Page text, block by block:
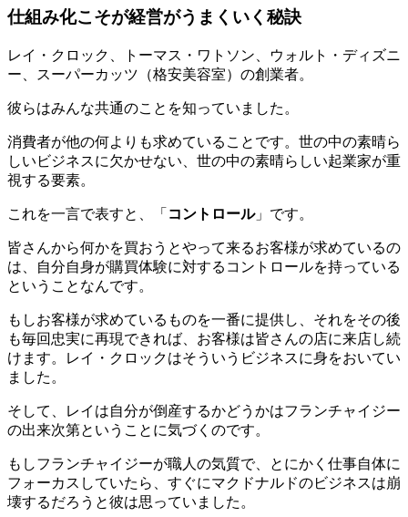
仕組み化こそが経営がうまくいく秘訣
レイ・クロック、トーマス・ワトソン、ウォルト・ディズニ
ー、スーパーカッツ（格安美容室）の創業者。
彼らはみんな共通のことを知っていました。
消費者が他の何よりも求めていることです。世の中の素晴ら
しいビジネスに欠かせない、世の中の素晴らしい起業家が重
視する要素。
これを一言で表すと、「 コントロール」です。
皆さんから何かを買おうとやって来るお客様が求めているの
は、自分自身が購買体験に対するコントロールを持っている
ということなんです。
もしお客様が求めているものを一番に提供し、それをその後
も毎回忠実に再現できれば、お客様は皆さんの店に来店し続
けます。レイ・クロックはそういうビジネスに身をおいてい
ました。
そして、レイは自分が倒産するかどうかはフランチャイジー
の出来次第ということに気づくのです。
もしフランチャイジーが職人の気質で、とにかく仕事自体に
フォーカスしていたら、すぐにマクドナルドのビジネスは崩
壊するだろうと彼は思っていました。